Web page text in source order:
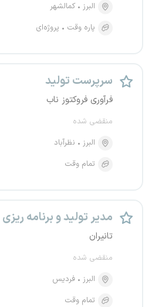
البرز
کمالشهر
پاره وقت
پروژه‌ای
سرپرست تولید
فرآوری فروکتوز ناب
منقضی شده
البرز
نظرآباد
تمام وقت
مدیر تولید و برنامه ریزی
تانیران
منقضی شده
البرز
فردیس
تمام وقت